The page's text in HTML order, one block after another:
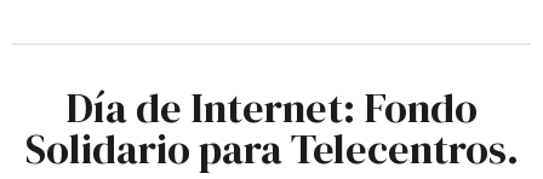
Día de Internet: Fondo
Solidario para Telecentros.